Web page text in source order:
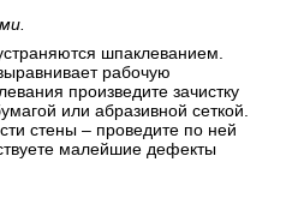
шпаклеванием.
рабочую
произведите зачистку
или абразивной сеткой.
стены – проведите по ней
малейшие дефекты